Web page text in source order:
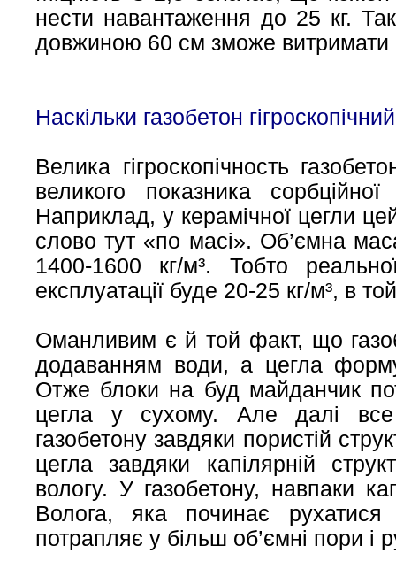
нести навантаження до 25 кг.
довжиною 60 см зможе витримати
Наскільки газобетон
Велика гігроскопічность
великого показника
Наприклад, у керамічної цегли
слово тут «по масі». Об’ємна
1400-1600 кг/м³. Тобто
експлуатації буде 20-25 кг/м³, в
Оманливим є й той факт, що
додаванням води, а цегла
Отже блоки на буд майданчик
цегла у сухому. Але далі все
газобетону завдяки пористій
цегла завдяки капілярній
вологу. У газобетону, навпаки
Волога, яка починає рухатися
потрапляє у більш об’ємні пори і